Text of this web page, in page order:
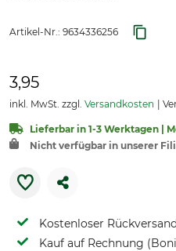
Artikel-Nr.: 9634336256
3,95
inkl. MwSt. zzgl. Versandkosten
Lieferbar in 1-3 Werktagen |
Nicht verfügbar in unserer
Kostenloser
Kauf auf Rechnung